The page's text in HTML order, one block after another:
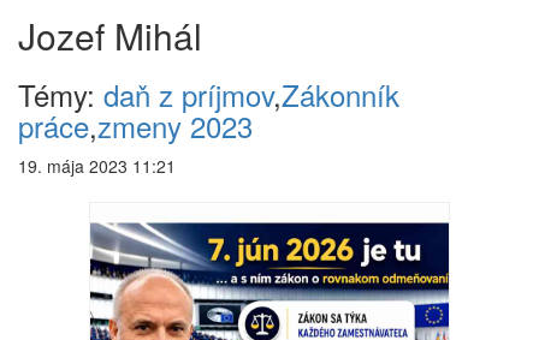
Jozef Mihál
Témy: daň z príjmov,Zákonník
práce,zmeny 2023
19. mája 2023 11:21